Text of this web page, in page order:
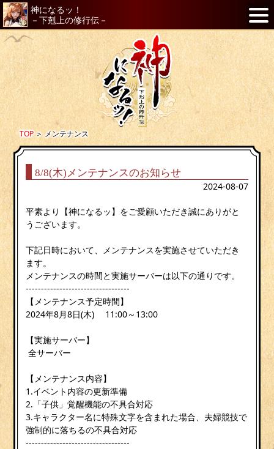
神になるッ！
－下剋上の修行伝－
TOP＞メンテナンス
8/8(木)メンテナンスのお知らせ
2024-08-07
平素より【神になるッ】をご愛顧いただき誠にありがと
うございます。
下記日時において、メンテナンスを実施させていただき
ます。
メンテナンスの時間と実施サーバーは以下の通りです。
----------------------------------
【メンテナンス予定時間】
2024年8月8日(木) 11:00～13:00
【実施サーバー】
全サーバー
【メンテナンス内容】
1.イベント内容の更新準備
2.「子供」覚醒機能の不具合対応
3.キャラクター名に特殊文字を含まれた場合、夫婦競技で
強制的に落ちるの不具合対応
----------------------------------